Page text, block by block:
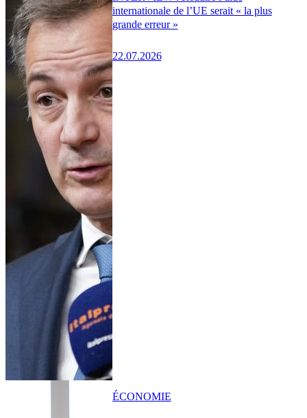
internationale de l’UE serait « la plus
grande erreur »
22.07.2026
ÉCONOMIE